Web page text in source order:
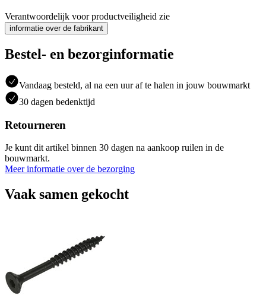
Verantwoordelijk voor productveiligheid zie
informatie over de fabrikant
Bestel- en bezorginformatie
Vandaag besteld, al na een uur af te halen in jouw bouwmarkt
30 dagen bedenktijd
Retourneren
Je kunt dit artikel binnen 30 dagen na aankoop ruilen in de
bouwmarkt.
Meer informatie over de bezorging
Vaak samen gekocht